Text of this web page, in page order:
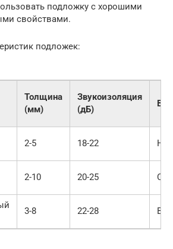
подложку с хорошими
свойствами.
подложек:
Толщина
(мм)
Звукоизоляция
(дБ)
2-5 18-22
2-10 20-25
3-8 22-28